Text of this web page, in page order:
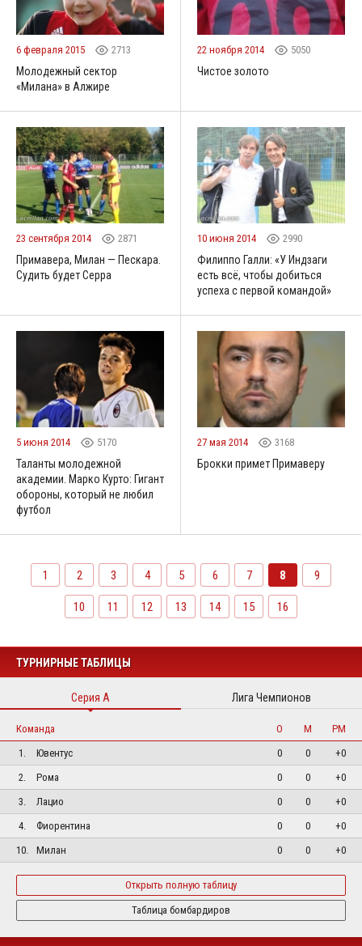
6 февраля 2015 2713
Молодежный сектор
«Милана» в Алжире
22 ноября 2014 5050
Чистое золото
23 сентября 2014 2871
Примавера, Милан — Пескара.
Судить будет Серра
10 июня 2014 2990
Филиппо Галли: «У Индзаги
есть всё, чтобы добиться
успеха с первой командой»
5 июня 2014 5170
Таланты молодежной
академии. Марко Курто: Гигант
обороны, который не любил
футбoл
27 мая 2014 3168
Брокки примет Примаверу
1 2 3 4 5 6 7 8 9
10 11 12 13 14 15 16
ТУРНИРНЫЕ ТАБЛИЦЫ
Серия А Лига Чемпионов
Команда О М
РМ
1.
Ювентус 0 0
+0
2.
Рома 0 0
+0
3.
Лацио 0 0
+0
4.
Фиорентина 0 0
+0
10.
Милан 0 0 +0
Открыть полную таблицу
Таблица бомбардиров